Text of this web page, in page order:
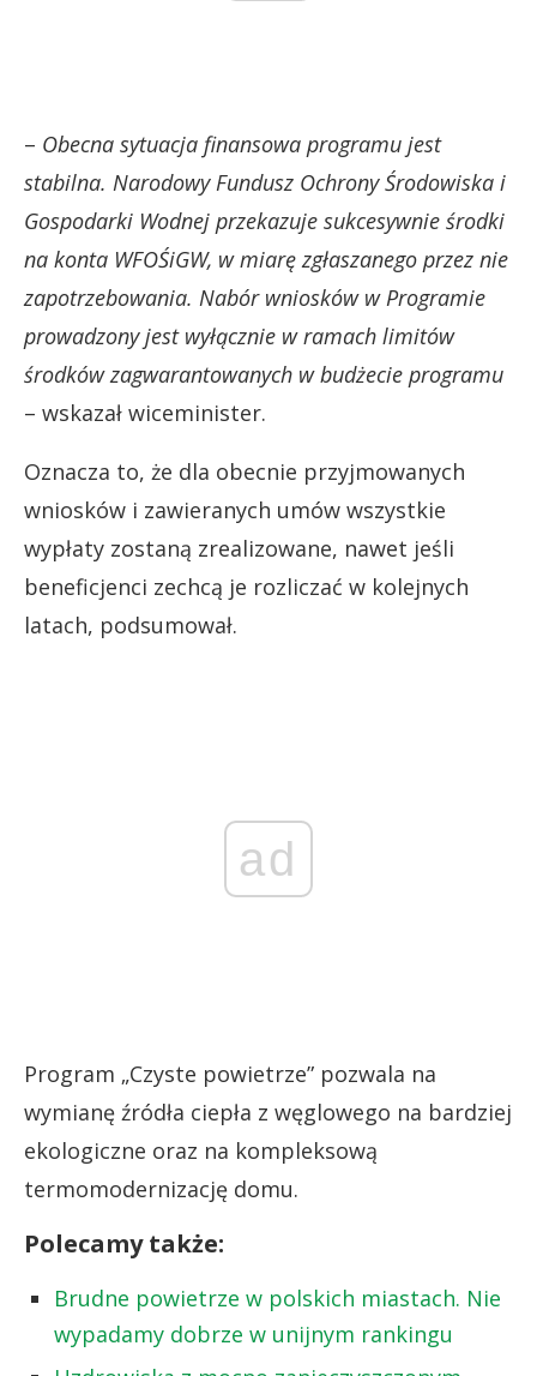
– Obecna sytuacja finansowa programu jest
stabilna. Narodowy Fundusz Ochrony Środowiska i
Gospodarki Wodnej przekazuje sukcesywnie środki
na konta WFOŚiGW, w miarę zgłaszanego przez nie
zapotrzebowania. Nabór wniosków w Programie
prowadzony jest wyłącznie w ramach limitów
środków zagwarantowanych w budżecie programu
– wskazał wiceminister.
Oznacza to, że dla obecnie przyjmowanych
wniosków i zawieranych umów wszystkie
wypłaty zostaną zrealizowane, nawet jeśli
beneficjenci zechcą je rozliczać w kolejnych
latach, podsumował.
ad
Program „Czyste powietrze” pozwala na
wymianę źródła ciepła z węglowego na bardziej
ekologiczne oraz na kompleksową
termomodernizację domu.
Polecamy także:
Brudne powietrze w polskich miastach. Nie
wypadamy dobrze w unijnym rankingu